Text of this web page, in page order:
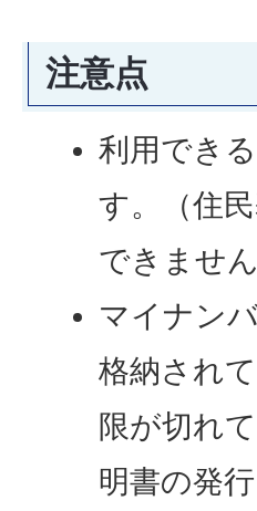
注意点
利用でき
す。（住
できません
マイナン
格納され
限が切れ
明書の発